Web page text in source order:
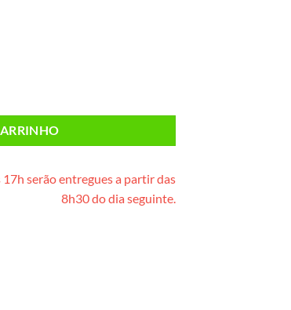
serão entregues a partir das
8h30 do dia seguinte.